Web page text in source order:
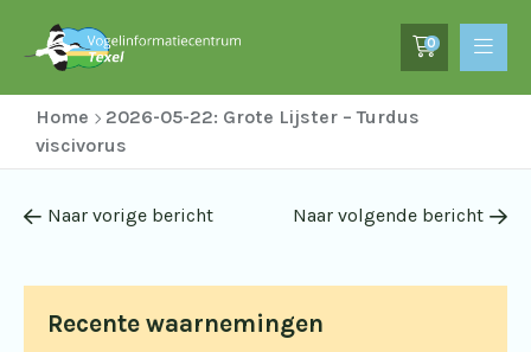
0
Home
2026-05-22: Grote Lijster – Turdus
viscivorus
Recente waarnemingen
Naar vorige bericht Naar volgende bericht